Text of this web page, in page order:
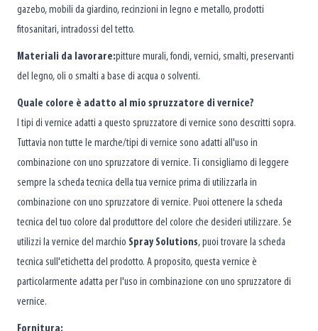
gazebo, mobili da giardino, recinzioni in legno e metallo, prodotti
fitosanitari, intradossi del tetto.
Materiali da lavorare:pitture murali, fondi, vernici, smalti, preservanti
del legno, oli o smalti a base di acqua o solventi.
Quale colore è adatto al mio spruzzatore di vernice?
I tipi di vernice adatti a questo spruzzatore di vernice sono descritti sopra.
Tuttavia non tutte le marche/tipi di vernice sono adatti all'uso in
combinazione con uno spruzzatore di vernice. Ti consigliamo di leggere
sempre la scheda tecnica della tua vernice prima di utilizzarla in
combinazione con uno spruzzatore di vernice. Puoi ottenere la scheda
tecnica del tuo colore dal produttore del colore che desideri utilizzare. Se
utilizzi la vernice del marchio Spray Solutions, puoi trovare la scheda
tecnica sull'etichetta del prodotto. A proposito, questa vernice è
particolarmente adatta per l'uso in combinazione con uno spruzzatore di
vernice.